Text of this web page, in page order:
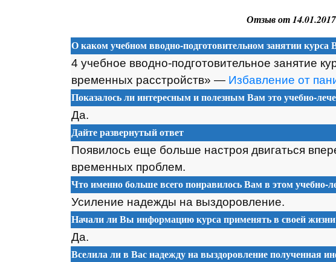
Отзыв от 14.01.2017
О каком учебном вводно-подготовительном занятии курса
4 учебное вводно-подготовительное занятие
временных расстройств» — Избавление от
Показалось ли интересным и полезным Вам это учебно-
Да.
Дайте развернутый ответ
Появилось еще больше настроя двигаться
временных проблем.
Что именно больше всего понравилось Вам в этом учебно-
Усиление надежды на выздоровление.
Начали ли Вы информацию курса применять в своей
Да.
Вселила ли в Вас надежду на выздоровление полученная